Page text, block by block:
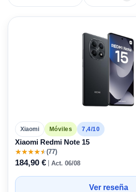
Xiaomi Móviles 7,4/10
Xiaomi Redmi Note 15
★★★★★(77)
184,90 € Act. 06/08
Ver reseña